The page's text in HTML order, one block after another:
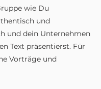
wie Du
und
und dein Unternehmen
Text präsentierst. Für
Vorträge und